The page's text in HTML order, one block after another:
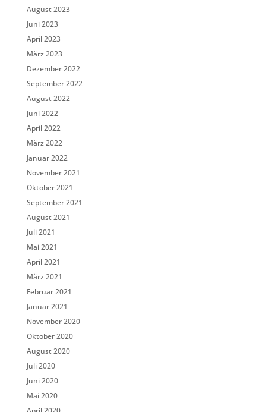
August 2023
Juni 2023
April 2023
März 2023
Dezember 2022
September 2022
August 2022
Juni 2022
April 2022
März 2022
Januar 2022
November 2021
Oktober 2021
September 2021
August 2021
Juli 2021
Mai 2021
April 2021
März 2021
Februar 2021
Januar 2021
November 2020
Oktober 2020
August 2020
Juli 2020
Juni 2020
Mai 2020